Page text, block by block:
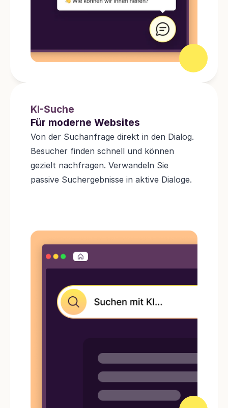
KI-Suche
Für moderne Websites
Von der Suchanfrage direkt in den Dialog.
Besucher finden schnell und können
gezielt nachfragen. Verwandeln Sie
passive Suchergebnisse in aktive Dialoge.